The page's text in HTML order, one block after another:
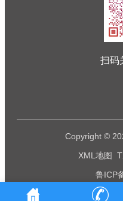
扫码
Copyright ©
XML地图
鲁ICP